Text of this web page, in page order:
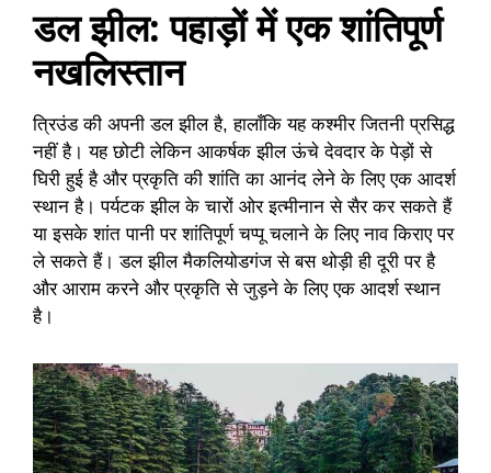
डल झील: पहाड़ों में एक शांतिपूर्ण
नखलिस्तान
त्रिउंड की अपनी डल झील है, हालाँकि यह कश्मीर जितनी प्रसिद्ध
नहीं है। यह छोटी लेकिन आकर्षक झील ऊंचे देवदार के पेड़ों से
घिरी हुई है और प्रकृति की शांति का आनंद लेने के लिए एक आदर्श
स्थान है। पर्यटक झील के चारों ओर इत्मीनान से सैर कर सकते हैं
या इसके शांत पानी पर शांतिपूर्ण चप्पू चलाने के लिए नाव किराए पर
ले सकते हैं। डल झील मैकलियोडगंज से बस थोड़ी ही दूरी पर है
और आराम करने और प्रकृति से जुड़ने के लिए एक आदर्श स्थान
है।